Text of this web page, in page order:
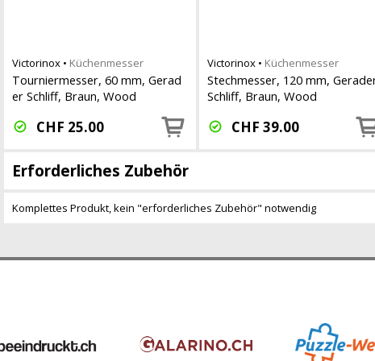
Victorinox • Küchenmesser
Tourniermesser, 60 mm, Gerad
er Schliff, Braun, Wood
CHF 25.00
Victorinox• Küchenmesser
Stechmesser, 120 mm,
Schliff, Braun, Wood
CHF 39.00
Erforderliches Zubehör
Komplettes Produkt, kein "erforderliches Zubehör" notwendig